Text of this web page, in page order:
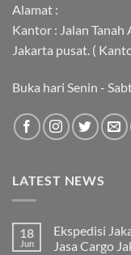
Alamat :
Kantor : Jalan Tanah
Jakarta pusat. (
Buka hari Senin -
LATEST NEWS
18
Jun
Ekspedisi
Jasa Cargo